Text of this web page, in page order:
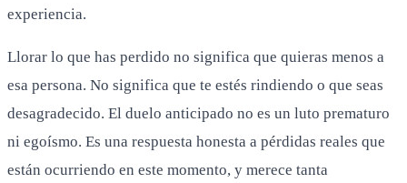
experiencia.
Llorar lo que has perdido no significa que quieras menos a
esa persona. No significa que te estés rindiendo o que seas
desagradecido. El duelo anticipado no es un luto prematuro
ni egoísmo. Es una respuesta honesta a pérdidas reales que
están ocurriendo en este momento, y merece tanta